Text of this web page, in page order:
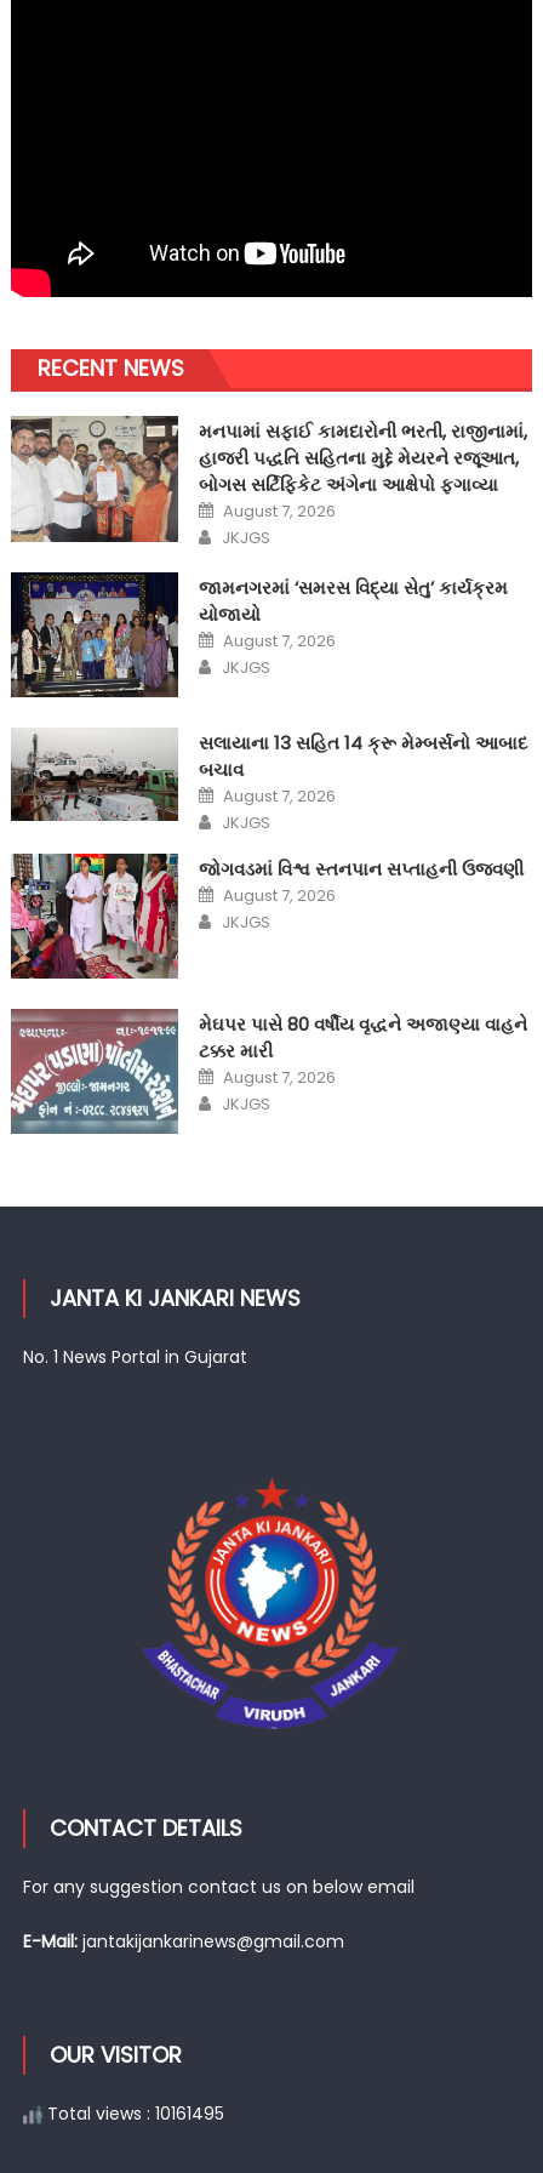
RECENT NEWS
મનપામાં સફાઈ કામદારોની ભરતી, રાજીનામાં,
હાજરી પદ્ધતિ સહિતના મુદ્દે મેયરને રજૂઆત,
બોગસ સર્ટિફિકેટ અંગેના આક્ષેપો ફગાવ્યા
Posted
on
August 7, 2026
Author
JKJGS
જામનગરમાં ‘સમરસ વિદ્યા સેતુ’ કાર્યક્રમ
યોજાયો
Posted
on
August 7, 2026
Author
JKJGS
સલાયાના 13 સહિત 14 ક્રૂ મેમ્બર્સનો આબાદ
બચાવ‎
Posted
on
August 7, 2026
Author
JKJGS
જોગવડમાં વિશ્વ સ્તનપાન સપ્તાહની ઉજવણી
Posted
on
August 7, 2026
Author
JKJGS
મેઘપર પાસે 80 વર્ષીય વૃદ્ધને અજાણ્યા વાહને
ટક્કર મારી
Posted
on
August 7, 2026
Author
JKJGS
JANTA KI JANKARI NEWS
No. 1 News Portal in Gujarat
CONTACT DETAILS
For any suggestion contact us on below email
E-Mail: jantakijankarinews@gmail.com
OUR VISITOR
Total views : 10161495